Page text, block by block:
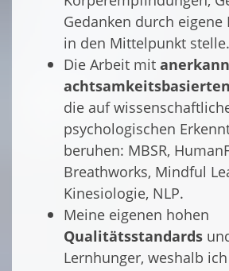
Gedanken durch eigene
in den Mittelpunkt stelle.
Die Arbeit mit
die auf
psychologischen
beruhen: MBSR,
Breathworks, Mindful
Kinesiologie, NLP.
Meine eigenen hohen
Qualitätsstandards
Lernhunger, weshalb